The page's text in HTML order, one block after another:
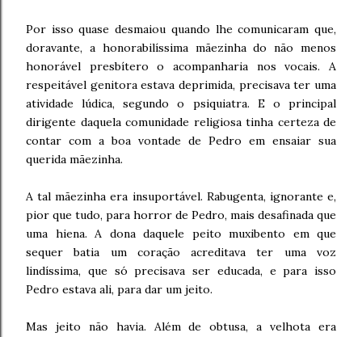
Por isso quase desmaiou quando lhe comunicaram que,
doravante, a honorabilíssima mãezinha do não menos
honorável presbítero o acompanharia nos vocais. A
respeitável genitora estava deprimida, precisava ter uma
atividade lúdica, segundo o psiquiatra. E o principal
dirigente daquela comunidade religiosa tinha certeza de
contar com a boa vontade de Pedro em ensaiar sua
querida mãezinha.
A tal mãezinha era insuportável. Rabugenta, ignorante e,
pior que tudo, para horror de Pedro, mais desafinada que
uma hiena. A dona daquele peito muxibento em que
sequer batia um coração acreditava ter uma voz
lindíssima, que só precisava ser educada, e para isso
Pedro estava ali, para dar um jeito.
Mas jeito não havia. Além de obtusa, a velhota era